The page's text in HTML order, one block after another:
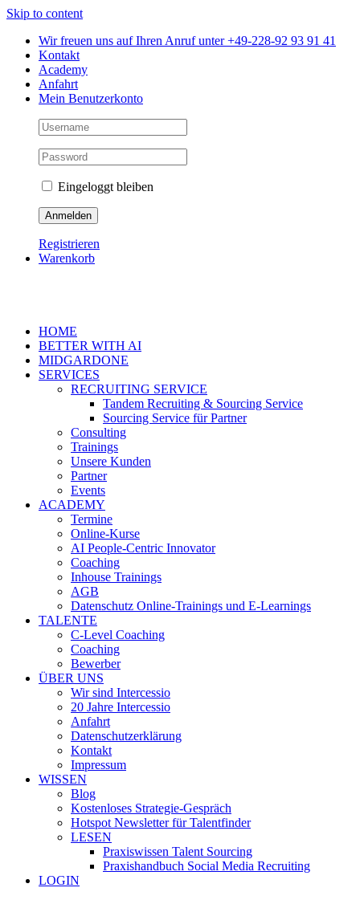
Skip to content
Wir freuen uns auf Ihren Anruf unter +49-228-92 93 91 41
Kontakt
Academy
Anfahrt
Mein Benutzerkonto
Eingeloggt bleiben
Registrieren
Warenkorb
HOME
BETTER WITH AI
MIDGARDONE
SERVICES
RECRUITING SERVICE
Tandem Recruiting & Sourcing Service
Sourcing Service für Partner
Consulting
Trainings
Unsere Kunden
Partner
Events
ACADEMY
Termine
Online-Kurse
AI People-Centric Innovator
Coaching
Inhouse Trainings
AGB
Datenschutz Online-Trainings und E-Learnings
TALENTE
C-Level Coaching
Coaching
Bewerber
ÜBER UNS
Wir sind Intercessio
20 Jahre Intercessio
Anfahrt
Datenschutzerklärung
Kontakt
Impressum
WISSEN
Blog
Kostenloses Strategie-Gespräch
Hotspot Newsletter für Talentfinder
LESEN
Praxiswissen Talent Sourcing
Praxishandbuch Social Media Recruiting
LOGIN